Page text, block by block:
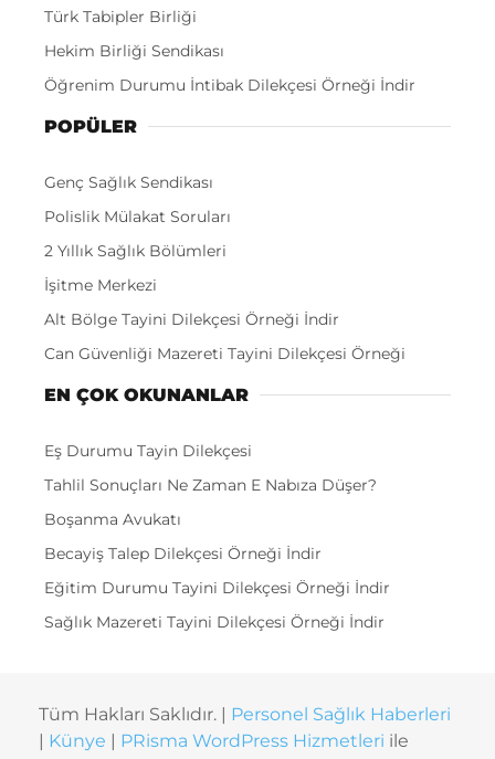
Türk Tabipler Birliği
Hekim Birliği Sendikası
Öğrenim Durumu İntibak Dilekçesi Örneği İndir
POPÜLER
Genç Sağlık Sendikası
Polislik Mülakat Soruları
2 Yıllık Sağlık Bölümleri
İşitme Merkezi
Alt Bölge Tayini Dilekçesi Örneği İndir
Can Güvenliği Mazereti Tayini Dilekçesi Örneği
EN ÇOK OKUNANLAR
Eş Durumu Tayin Dilekçesi
Tahlil Sonuçları Ne Zaman E Nabıza Düşer?
Boşanma Avukatı
Becayiş Talep Dilekçesi Örneği İndir
Eğitim Durumu Tayini Dilekçesi Örneği İndir
Sağlık Mazereti Tayini Dilekçesi Örneği İndir
Tüm Hakları Saklıdır. | Personel Sağlık Haberleri
| Künye | PRisma WordPress Hizmetleri ile